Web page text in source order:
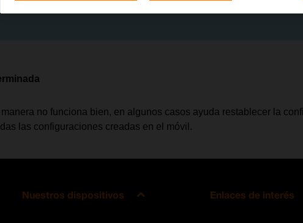
no funciona bien, en algunos casos ayuda restablecer la
las configuraciones creadas en el móvil.
Nuestros dispositivos Enlaces de interés